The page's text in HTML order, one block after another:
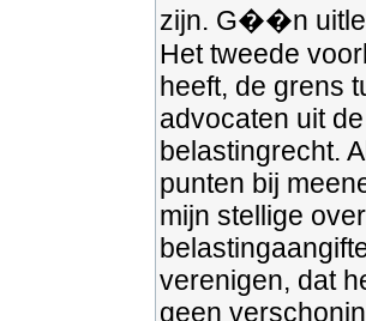
zijn. G��n
Het tweede
heeft, de grens
advocaten uit
belastingrecht.
punten bij
mijn stellige
verenigen, dat
geen